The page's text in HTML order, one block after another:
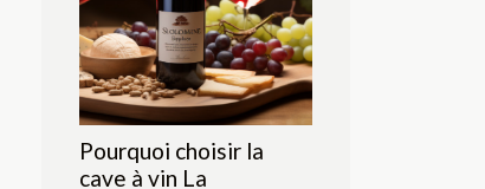
Pourquoi choisir la
cave à vin La